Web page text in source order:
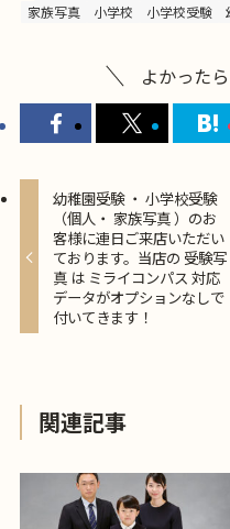
家族写真
小学校 小学校受験
よかった
幼稚園受験 ・ 小学校受験
（個人・ 家族写真 ）のお
客様に連日ご来店いただい
ております。当店の 受験写
真 は ミライコンパス 対応
データがオプションなしで
付いてきます！
関連記事